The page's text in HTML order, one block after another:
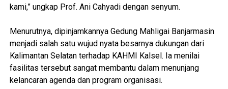
kami,” ungkap Prof. Ani Cahyadi dengan senyum.
‎Menurutnya, dipinjamkannya Gedung Mahligai Banjarmasin
menjadi salah satu wujud nyata besarnya dukungan dari
Kalimantan Selatan terhadap KAHMI Kalsel. Ia menilai
fasilitas tersebut sangat membantu dalam menunjang
kelancaran agenda dan program organisasi.